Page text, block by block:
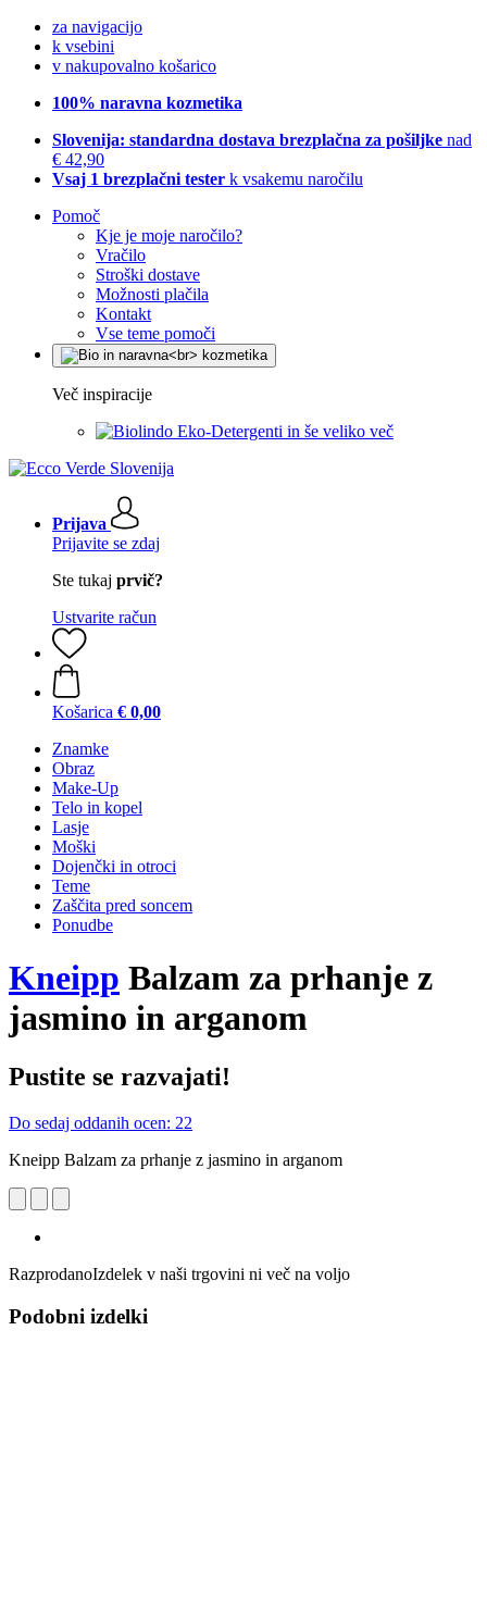
za navigacijo
k vsebini
v nakupovalno košarico
100% naravna kozmetika
Slovenija: standardna dostava brezplačna za pošiljke nad
€ 42,90
Vsaj 1 brezplačni tester k vsakemu naročilu
Pomoč
Kje je moje naročilo?
Vračilo
Stroški dostave
Možnosti plačila
Kontakt
Vse teme pomoči
Več inspiracije
Eko-Detergenti in še veliko več
Prijava
Prijavite se zdaj
Ste tukaj prvič?
Ustvarite račun
Košarica € 0,00
Znamke
Obraz
Make-Up
Telo in kopel
Lasje
Moški
Dojenčki in otroci
Teme
Zaščita pred soncem
Ponudbe
Kneipp Balzam za prhanje z
jasmino in arganom
Pustite se razvajati!
Do sedaj oddanih ocen: 22
Kneipp Balzam za prhanje z jasmino in arganom
RazprodanoIzdelek v naši trgovini ni več na voljo
Podobni izdelki